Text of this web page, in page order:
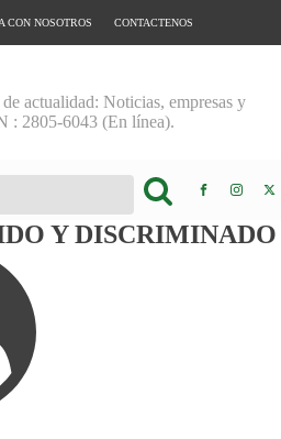
CON NOSOTROS CONTACTENOS
actualidad: Noticias, empresas y
: 2805-6043 (En línea).
Y DISCRIMINADO